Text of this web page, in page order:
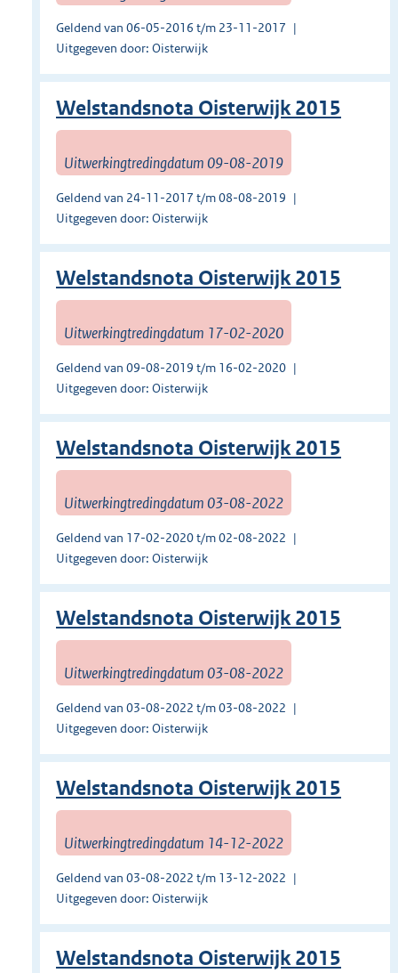
Geldend van 06-05-2016 t/m 23-11-2017
Uitgegeven door: Oisterwijk
Welstandsnota Oisterwijk 2015
Uitwerkingtredingdatum 09-08-2019
Geldend van 24-11-2017 t/m 08-08-2019
Uitgegeven door: Oisterwijk
Welstandsnota Oisterwijk 2015
Uitwerkingtredingdatum 17-02-2020
Geldend van 09-08-2019 t/m 16-02-2020
Uitgegeven door: Oisterwijk
Welstandsnota Oisterwijk 2015
Uitwerkingtredingdatum 03-08-2022
Geldend van 17-02-2020 t/m 02-08-2022
Uitgegeven door: Oisterwijk
Welstandsnota Oisterwijk 2015
Uitwerkingtredingdatum 03-08-2022
Geldend van 03-08-2022 t/m 03-08-2022
Uitgegeven door: Oisterwijk
Welstandsnota Oisterwijk 2015
Uitwerkingtredingdatum 14-12-2022
Geldend van 03-08-2022 t/m 13-12-2022
Uitgegeven door: Oisterwijk
Welstandsnota Oisterwijk 2015